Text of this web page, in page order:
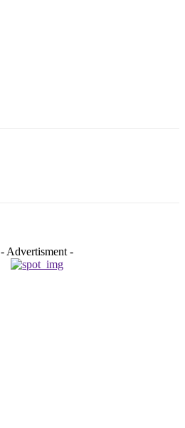
- Advertisment -